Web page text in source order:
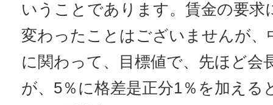
いうことであります。賃金の要求
変わったことはございませんが、
に関わって、目標値で、先ほど会
が、5％に格差是正分1％を加える